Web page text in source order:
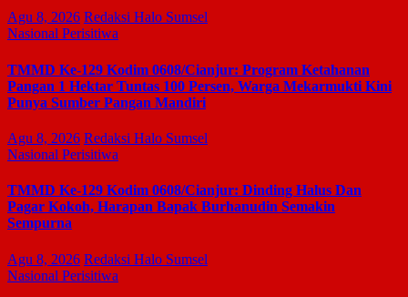
Agu 8, 2026 Redaksi Halo Sumsel
Nasional Perisitiwa
TMMD Ke-129 Kodim 0608/Cianjur: Program Ketahanan
Pangan 1 Hektar Tuntas 100 Persen, Warga Mekarmukti Kini
Punya Sumber Pangan Mandiri
Agu 8, 2026 Redaksi Halo Sumsel
Nasional Perisitiwa
TMMD Ke-129 Kodim 0608/Cianjur: Dinding Halus Dan
Pagar Kokoh, Harapan Bapak Burhanudin Semakin
Sempurna
Agu 8, 2026 Redaksi Halo Sumsel
Nasional Perisitiwa